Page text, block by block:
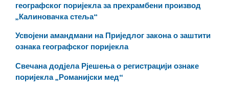
географског поријекла за прехрамбени производ
„Калиновачка стеља“
Усвојени амандмани на Приједлог закона о заштити
ознака географског поријекла
Свечана додјела Рјешења о регистрацији ознаке
поријекла „Романијски мед“